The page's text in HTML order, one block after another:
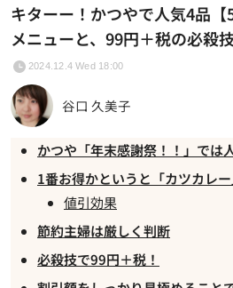
キターー！かつやで人気4品
メニューと、99円＋税の必殺技
2024.12.4 Wed 18:00
谷口 久美子
かつや「年末感謝祭！！」では
1番お得かというと「カツカレー
値引効果
節約主婦は厳しく判断
必殺技で99円＋税！